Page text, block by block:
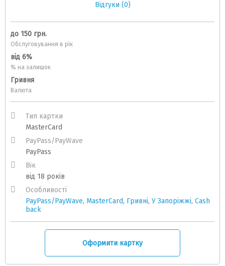
Відгуки (0)
до 150 грн.
Обслуговування в рік
від 6%
% на залишок
Гривня
Валюта
Тип картки
MasterCard
PayPass/PayWave
PayPass
Вік
від 18 років
Особливості
PayPass/PayWave, MasterCard, Гривні, У Запоріжжі, Cash
back
Оформити картку